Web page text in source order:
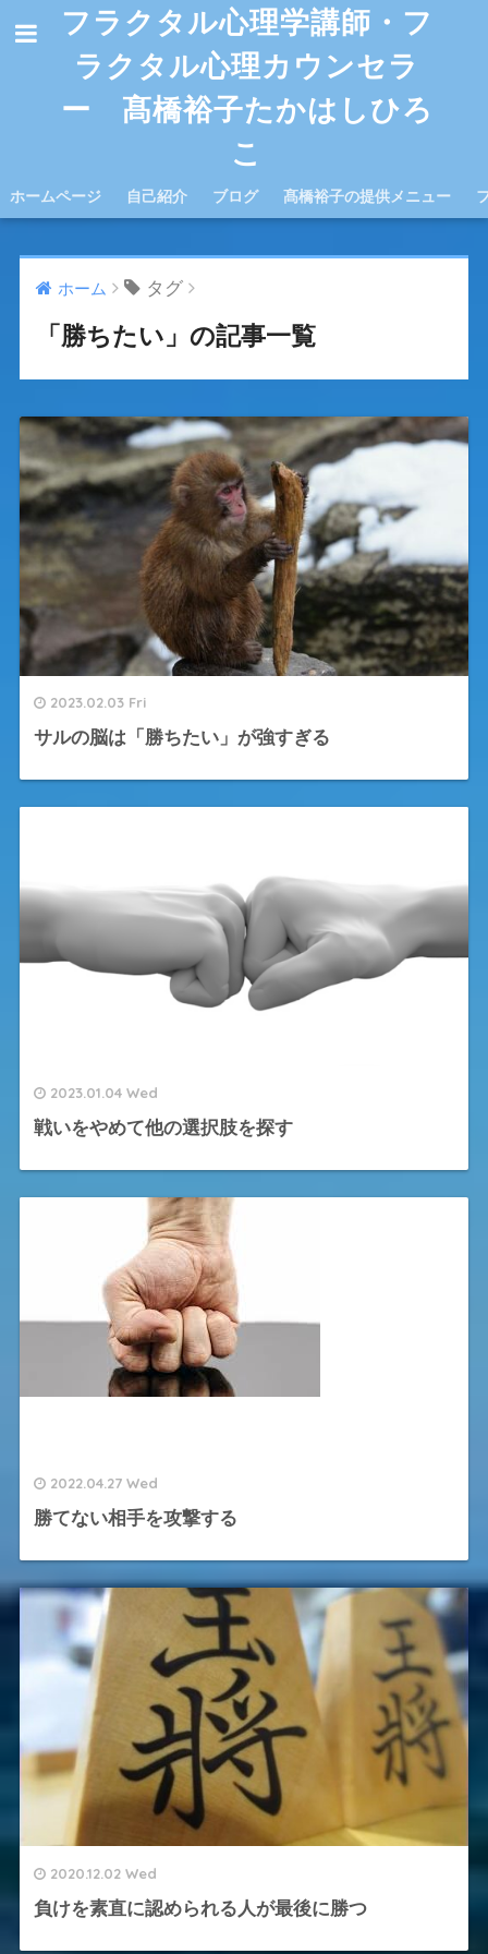
フラクタル心理学講師・フ
ラクタル心理カウンセラ
ー 髙橋裕子たかはしひろ
こ
ホームページ 自己紹介 ブログ 髙橋裕子の提供メニュー
ホーム タグ
「勝ちたい」の記事一覧
2023.02.03 Fri
サルの脳は「勝ちたい」が強すぎる
2023.01.04 Wed
戦いをやめて他の選択肢を探す
2022.04.27 Wed
勝てない相手を攻撃する
2020.12.02 Wed
負けを素直に認められる人が最後に勝つ